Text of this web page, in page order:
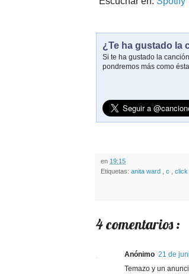
¿Te ha gustado la
Si te ha gustado la
pondremos más como
en 19:15
Etiquetas: anita ward c click
4 comentarios :
Anónimo 21 de
Temazo y un